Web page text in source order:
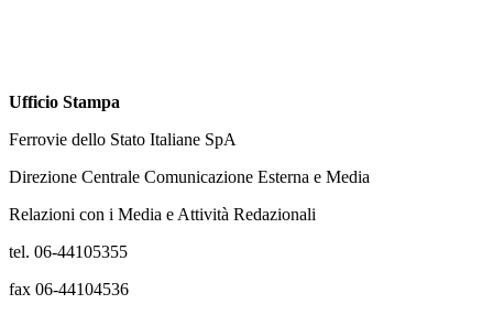
Ufficio Stampa
Ferrovie dello Stato Italiane SpA
Direzione Centrale Comunicazione Esterna e Media
Relazioni con i Media e Attività Redazionali
tel. 06-44105355
fax 06-44104536